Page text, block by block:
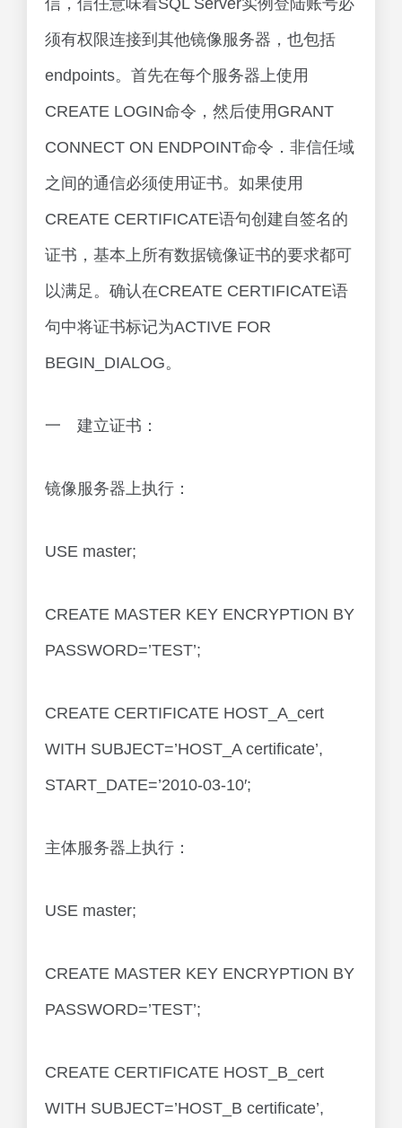
信，信任意味着SQL Server实例登陆账号必
须有权限连接到其他镜像服务器，也包括
endpoints。首先在每个服务器上使用
CREATE LOGIN命令，然后使用GRANT
CONNECT ON ENDPOINT命令．非信任域
之间的通信必须使用证书。如果使用
CREATE CERTIFICATE语句创建自签名的
证书，基本上所有数据镜像证书的要求都可
以满足。确认在CREATE CERTIFICATE语
句中将证书标记为ACTIVE FOR
BEGIN_DIALOG。
一 建立证书：
镜像服务器上执行：
USE master;
CREATE MASTER KEY ENCRYPTION BY
PASSWORD=’TEST’;
CREATE CERTIFICATE HOST_A_cert
WITH SUBJECT=’HOST_A certificate’,
START_DATE=’2010-03-10′;
主体服务器上执行：
USE master;
CREATE MASTER KEY ENCRYPTION BY
PASSWORD=’TEST’;
CREATE CERTIFICATE HOST_B_cert
WITH SUBJECT=’HOST_B certificate’,